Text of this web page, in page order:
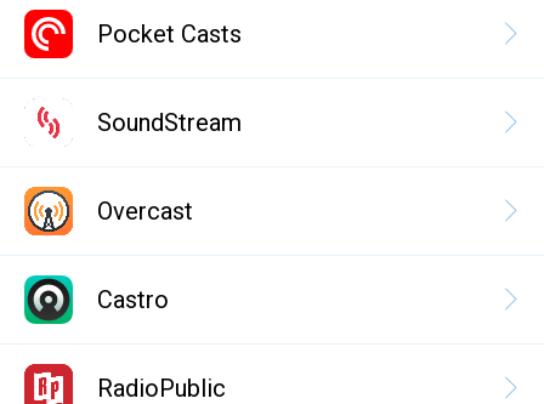
Pocket Casts
SoundStream
Overcast
Castro
RadioPublic